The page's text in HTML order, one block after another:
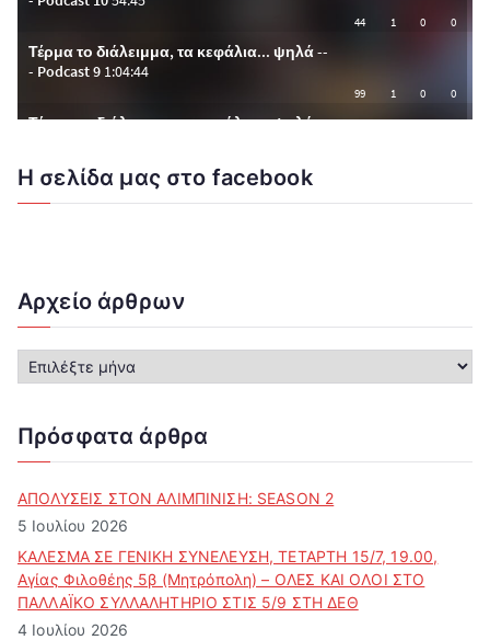
Η σελίδα μας στο facebook
Αρχείο άρθρων
ρ
ε
ά
ρ
ρ
ω
ν
Πρόσφατα άρθρα
ΑΠΟΛΥΣΕΙΣ ΣΤΟΝ ΑΛΙΜΠΙΝΙΣΗ: SEASON 2
5 Ιουλίου 2026
ΚΑΛΕΣΜΑ ΣΕ ΓΕΝΙΚΗ ΣΥΝΕΛΕΥΣΗ, ΤΕΤΑΡΤΗ 15/7, 19.00,
Αγίας Φιλοθέης 5β (Μητρόπολη) – ΟΛΕΣ ΚΑΙ ΟΛΟΙ ΣΤΟ
ΠΑΛΛΑΪΚΟ ΣΥΛΛΑΛΗΤΗΡΙΟ ΣΤΙΣ 5/9 ΣΤΗ ΔΕΘ
4 Ιουλίου 2026